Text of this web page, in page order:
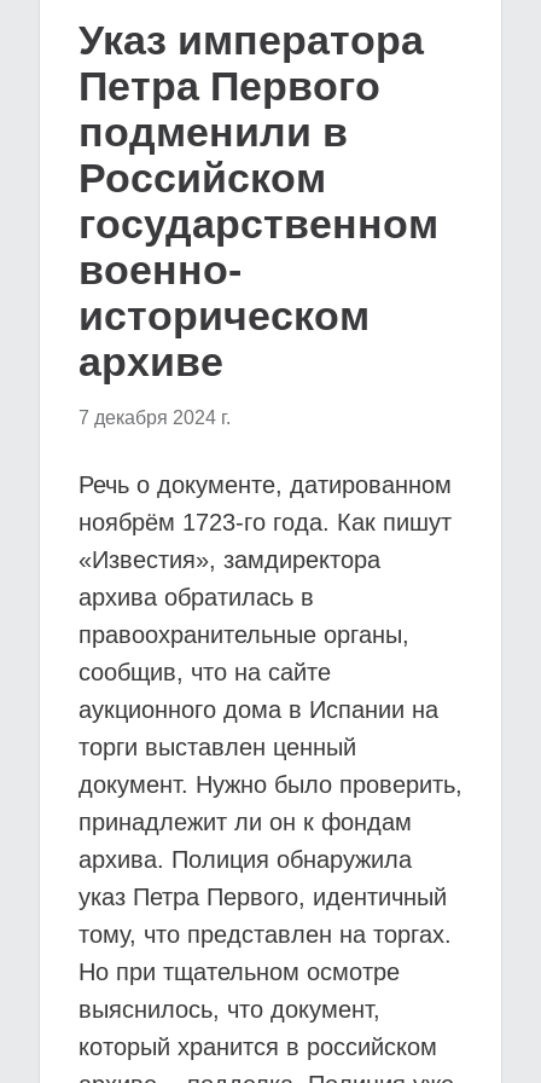
Указ императора
Петра Первого
подменили в
Российском
государственном
военно-
историческом
архиве
7 декабря 2024 г.
Речь о документе, датированном
ноябрём 1723-го года. Как пишут
«Известия», замдиректора
архива обратилась в
правоохранительные органы,
сообщив, что на сайте
аукционного дома в Испании на
торги выставлен ценный
документ. Нужно было проверить,
принадлежит ли он к фондам
архива. Полиция обнаружила
указ Петра Первого, идентичный
тому, что представлен на торгах.
Но при тщательном осмотре
выяснилось, что документ,
который хранится в российском